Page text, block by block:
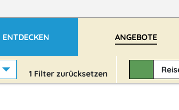
ENTDECKEN ANGEBOTE
1 Filter zurücksetzen